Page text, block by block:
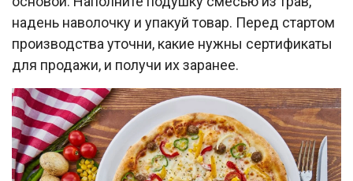
надень наволочку и упакуй товар. Перед стартом
производства уточни, какие нужны сертификаты
для продажи, и получи их заранее.